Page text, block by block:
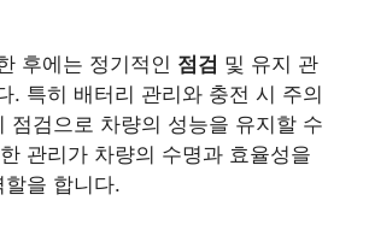
후에는 정기적인 점검 및 유지 관
. 특히 배터리 관리와 충전 시 주의
점검으로 차량의 성능을 유지할 수
관리가 차량의 수명과 효율성을
을 합니다.